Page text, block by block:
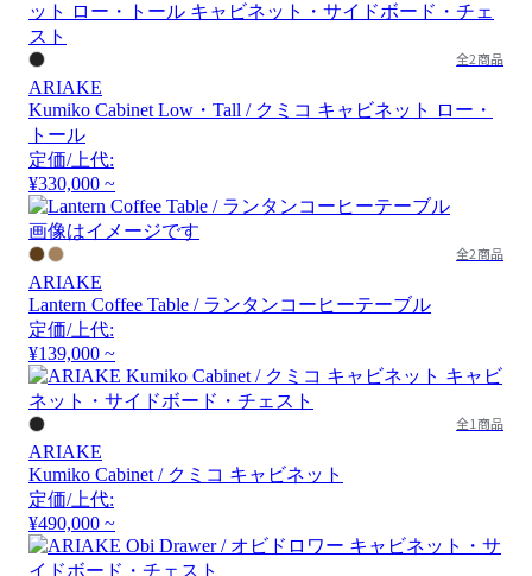
全2商品
ARIAKE
Kumiko Cabinet Low・Tall / クミコ キャビネット ロー・
トール
定価/上代:
¥330,000 ~
画像はイメージです
全2商品
ARIAKE
Lantern Coffee Table / ランタンコーヒーテーブル
定価/上代:
¥139,000 ~
全1商品
ARIAKE
Kumiko Cabinet / クミコ キャビネット
定価/上代:
¥490,000 ~